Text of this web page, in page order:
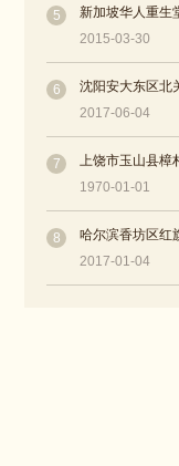
5
新加坡华人重生
2015-03-30
6
沈阳安大东区北
2017-06-04
7
上饶市玉山县樟
1970-01-01
8
哈尔滨香坊区红
2017-01-04